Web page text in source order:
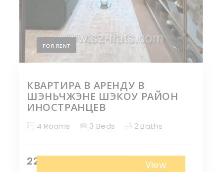
FOR RENT
КВАРТИРА В АРЕНДУ В
ШЭНЬЧЖЭНЕ ШЭКОУ РАЙОН
ИНОСТРАНЦЕВ
4 Rooms 3 Beds 2 Baths
22,000 ¥
View